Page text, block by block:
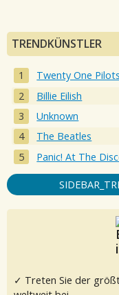
TRENDKÜNSTLER
Twenty One Pilots
Billie Eilish
Unknown
The Beatles
Panic! At The
✓ Treten Sie der